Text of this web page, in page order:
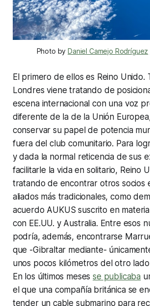
Photo by Daniel Camejo Rodríguez
El primero de ellos es Reino Unido.
Londres viene tratando de
escena internacional con una voz
diferente de la de la Unión
conservar su papel de potencia
fuera del club comunitario. Para
y dada la normal reticencia de sus
facilitarle la vida en solitario, Reino
tratando de encontrar otros socios
aliados más tradicionales, como
acuerdo AUKUS suscrito en
con EE.UU. y Australia. Entre esos
podría, además, encontrarse
que -Gibraltar mediante-
unos pocos kilómetros del otro
En los últimos mesesse publicaba
el que una compañía británica se
tender un cable submarino para